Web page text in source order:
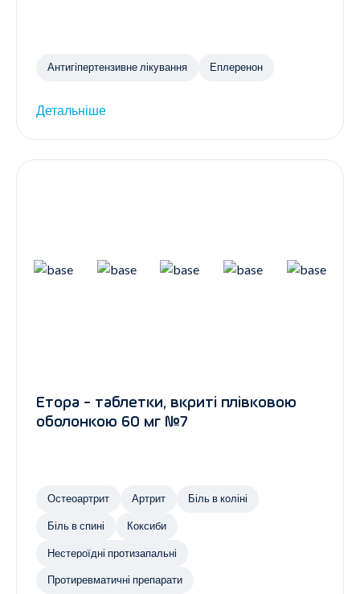
Антигіпертензивне лікування Еплеренон
Детальніше
Етора - таблетки, вкриті плівковою
оболонкою 60 мг №7
Остеоартрит Артрит Біль в коліні
Біль в спині Коксиби
Нестероїдні протизапальні
Протиревматичні препарати